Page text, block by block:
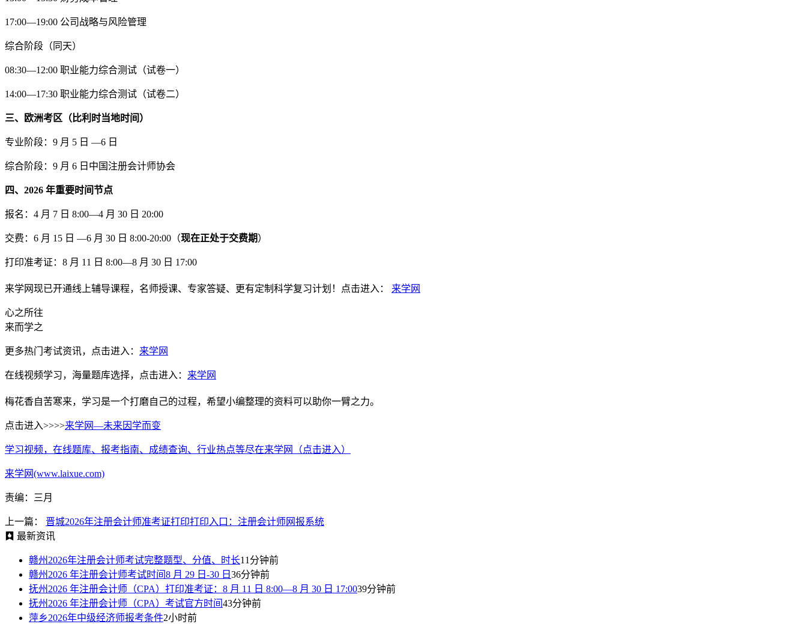
17:00—19:00 公司战略与风险管理
综合阶段（同天）
08:30—12:00 职业能力综合测试（试卷一）
14:00—17:30 职业能力综合测试（试卷二）
三、欧洲考区（比利时当地时间）
专业阶段：9 月 5 日 —6 日
综合阶段：9 月 6 日中国注册会计师协会
四、2026 年重要时间节点
报名：4 月 7 日 8:00—4 月 30 日 20:00
交费：6 月 15 日 —6 月 30 日 8:00-20:00（现在正处于交费期）
打印准考证：8 月 11 日 8:00—8 月 30 日 17:00
来学网现已开通线上辅导课程，名师授课、专家答疑、更有定制科学复习计划！点击进入： 来学网
心之所往
来而学之
更多热门考试资讯，点击进入： 来学网
在线视频学习，海量题库选择，点击进入： 来学网
梅花香自苦寒来，学习是一个打磨自己的过程，希望小编整理的资料可以助你一臂之力。
点击进入>>>>来学网—未来因学而变
学习视频，在线题库、报考指南、成绩查询、行业热点等尽在来学网（点击进入）
来学网(www.laixue.com)
责编：三月
上一篇：
晋城2026年注册会计师准考证打印打印入口：注册会计师网报系统
最新资讯
赣州2026年注册会计师考试完整题型、分值、时长11分钟前
赣州2026 年注册会计师考试时间8 月 29 日-30 日 36分钟前
抚州2026 年注册会计师（CPA）打印准考证：8 月 11 日 8:00—8 月 30 日 17:0039分钟前
抚州2026 年注册会计师（CPA）考试官方时间43分钟前
萍乡2026年中级经济师报考条件2小时前